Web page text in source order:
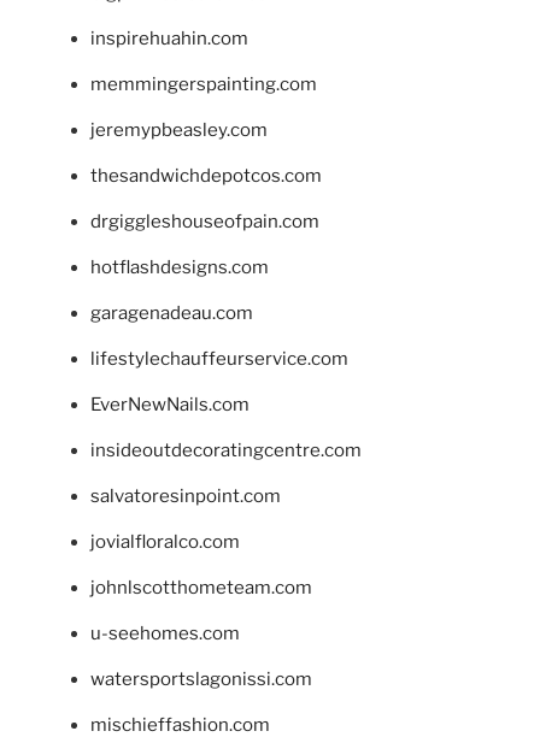
inspirehuahin.com
memmingerspainting.com
jeremypbeasley.com
thesandwichdepotcos.com
drgiggleshouseofpain.com
hotflashdesigns.com
garagenadeau.com
lifestylechauffeurservice.com
EverNewNails.com
insideoutdecoratingcentre.com
salvatoresinpoint.com
jovialfloralco.com
johnlscotthometeam.com
u-seehomes.com
watersportslagonissi.com
mischieffashion.com